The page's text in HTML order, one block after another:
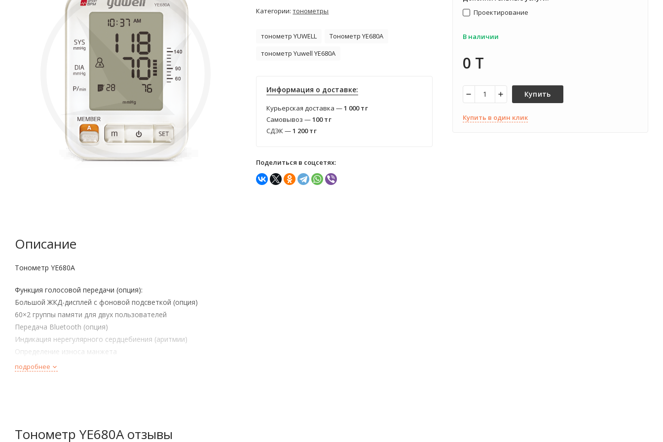
Категории:тонометры
тонометр YUWELL
Тонометр YE680A
тонометр Yuwell YE680A
Информация о доставке:
Курьерская доставка —1 000тг
Самовывоз —100тг
СДЭК —1 200тг
Поделиться в соцсетях:
Проектирование
В наличии
0 T
Купить
Купить в один клик
Описание
Тонометр YE680A
Функция голосовой передачи (опция):
Большой ЖКД-дисплей с фоновой подсветкой (опция)
60×2 группы памяти для двух пользователей
Передача Bluetooth (опция)
Индикация нерегулярного сердцебиения (аритмии)
Определение износа манжета
Индикация ошибки перемещения
подробнее
Тонометр YE680A отзывы